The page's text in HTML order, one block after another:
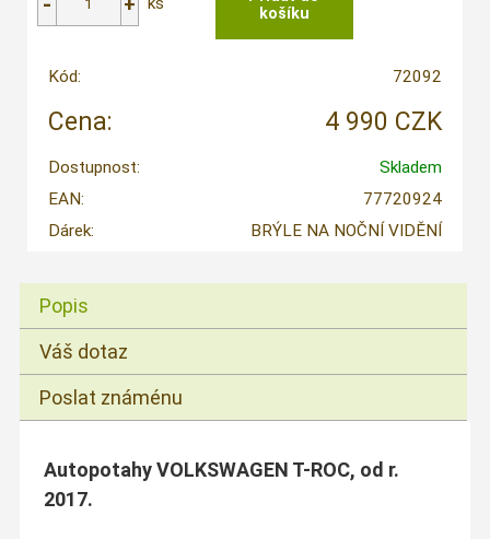
Kód: 72092
Cena: 4 990 CZK
Dostupnost:
Skladem
EAN:
77720924
Dárek:
BRÝLE NA NOČNÍ VIDĚNÍ
Popis
Váš dotaz
Poslat známénu
Autopotahy VOLKSWAGEN T-ROC, od r.
2017.